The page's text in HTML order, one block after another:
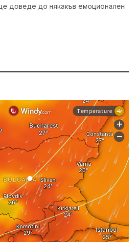
доведе до някакъв емоционален